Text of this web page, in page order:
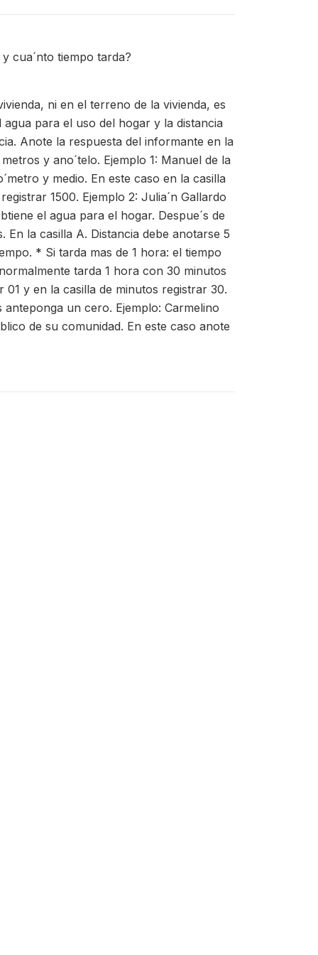
cua´nto tiempo tarda?
ni en el terreno de la vivienda, es
para el uso del hogar y la distancia
Anote la respuesta del informante en la
y ano´telo. Ejemplo 1: Manuel de la
y medio. En este caso en la casilla
1500. Ejemplo 2: Julia´n Gallardo
el agua para el hogar. Despue´s de
la casilla A. Distancia debe anotarse 5
* Si tarda mas de 1 hora: el tiempo
tarda 1 hora con 30 minutos
y en la casilla de minutos registrar 30.
un cero. Ejemplo: Carmelino
de su comunidad. En este caso anote